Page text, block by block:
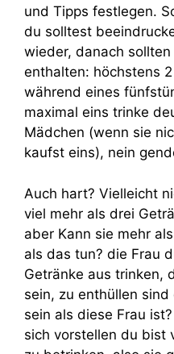
und Tipps festlegen.
du solltest
wieder, danach
enthalten: höchstens
während eines
maximal eins trinke
Mädchen (wenn sie
kaufst eins), nein
Auch hart? Vielleicht
viel mehr als drei
aber Kann sie mehr
als das tun? die Frau
Getränke aus trinken,
sein, zu enthüllen
sein als diese Frau
sich vorstellen du bist